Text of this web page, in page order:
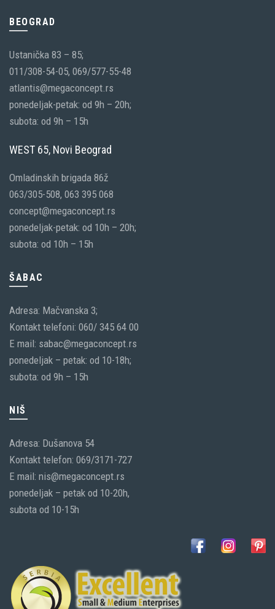
BEOGRAD
Ustanička 83 – 85;
011/308-54-05, 069/577-55-48
atlantis@megaconcept.rs
ponedeljak-petak: od 9h – 20h;
subota: od 9h – 15h
WEST 65, Novi Beograd
Omladinskih brigada 86ž
063/305-508, 063 395 068
concept@megaconcept.rs
ponedeljak-petak: od 10h – 20h;
subota: od 10h – 15h
ŠABAC
Adresa: Mačvanska 3;
Kontakt telefoni: 060/ 345 64 00
E mail: sabac@megaconcept.rs
ponedeljak – petak: od 10-18h;
subota: od 9h – 15h
NIŠ
Adresa: Dušanova 54
Kontakt telefon: 069/3171-727
E mail: nis@megaconcept.rs
ponedeljak – petak od 10-20h,
subota od 10-15h